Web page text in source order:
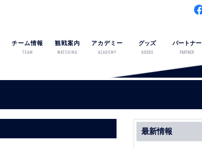
チーム情報
TEAM
観戦案内
WATCHING
アカデミー
ACADEMY
グッズ
GOODS
パートナー
PARTNER
最新情報